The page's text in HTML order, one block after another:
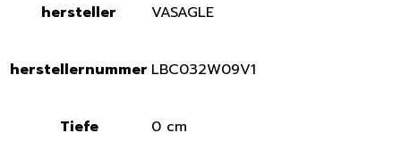
hersteller VASAGLE
herstellernummer LBC032W09V1
Tiefe 0 cm